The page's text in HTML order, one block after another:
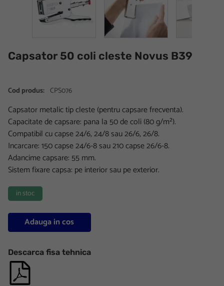
Capsator 50 coli cleste Novus B39
Cod produs: CPS076
Capsator metalic tip cleste (pentru capsare frecventa).
Capacitate de capsare: pana la 50 de coli (80 g/m²).
Compatibil cu capse 24/6, 24/8 sau 26/6, 26/8.
Incarcare: 150 capse 24/6-8 sau 210 capse 26/6-8.
Adancime capsare: 55 mm.
Sistem fixare capsa: pe interior sau pe exterior.
in stoc
Adauga in cos
Descarca fisa tehnica